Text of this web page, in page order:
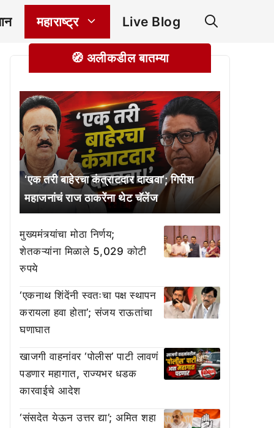
महाराष्ट्र Live Blog
🧭 अलीकडील बातम्या
‘एक तरी बाहेरचा कंत्राटदार दाखवा’; गिरीश
महाजनांचं राज ठाकरेंना थेट चॅलेंज
मुख्यमंत्र्यांचा मोठा निर्णय;
शेतकऱ्यांना मिळाले 5,029 कोटी
रुपये
‘एकनाथ शिंदेंनी स्वतःचा पक्ष स्थापन
करायला हवा होता’; संजय राऊतांचा
घणाघात
खाजगी वाहनांवर ‘पोलीस’ पाटी लावणं
पडणार महागात, राज्यभर धडक
कारवाईचे आदेश
‘संसदेत येऊन उत्तर द्या’; अमित शहा